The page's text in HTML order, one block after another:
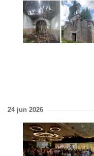
24 jun 2026